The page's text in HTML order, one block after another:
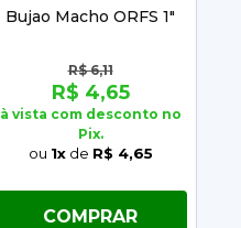
Bujao Macho ORFS 1"
R$ 6,11
R$ 4,65
à vista com desconto no
Pix.
ou 1xde R$ 4,65
COMPRAR